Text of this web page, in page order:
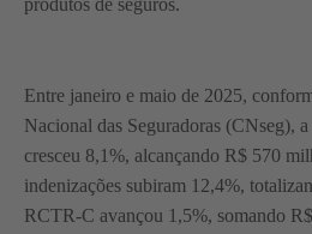
produtos de seguros.
Entre janeiro e maio de 2025,
Nacional das Seguradoras (CNseg),
cresceu 8,1%, alcançando R$ 570
indenizações subiram 12,4%,
RCTR-C avançou 1,5%, somando